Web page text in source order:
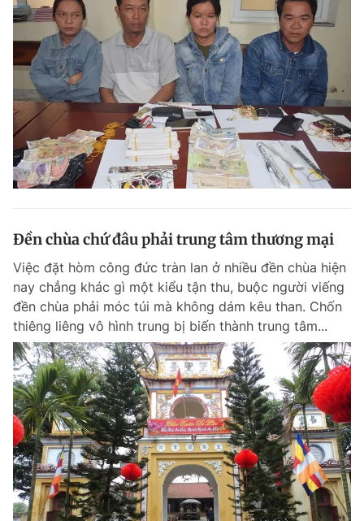
Đền chùa chứ đâu phải trung tâm thương mại
Việc đặt hòm công đức tràn lan ở nhiều đền chùa hiện
nay chẳng khác gì một kiểu tận thu, buộc người viếng
đền chùa phải móc túi mà không dám kêu than. Chốn
thiêng liêng vô hình trung bị biến thành trung tâm...